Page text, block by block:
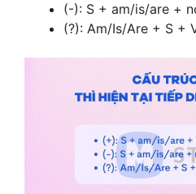
(-): S + am/is/are +
(?): Am/Is/Are + S +